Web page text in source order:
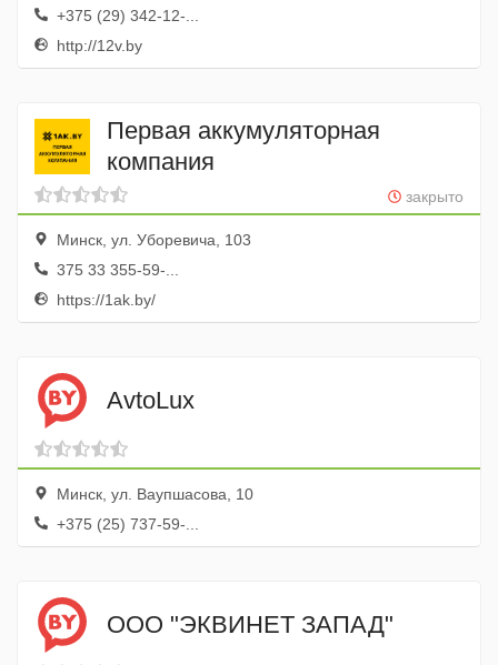
+375 (29) 342-12-...
http://12v.by
Первая аккумуляторная
компания
закрыто
Минск, ул. Уборевича, 103
375 33 355-59-...
https://1ak.by/
AvtoLux
Минск, ул. Ваупшасова, 10
+375 (25) 737-59-...
ООО "ЭКВИНЕТ ЗАПАД"